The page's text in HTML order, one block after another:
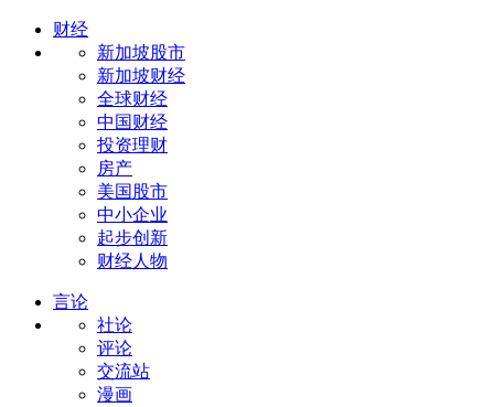
财经
新加坡股市
新加坡财经
全球财经
中国财经
投资理财
房产
美国股市
中小企业
起步创新
财经人物
言论
社论
评论
交流站
漫画